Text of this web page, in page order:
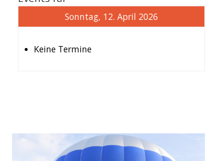
Sonntag, 12. April 2026
Keine Termine